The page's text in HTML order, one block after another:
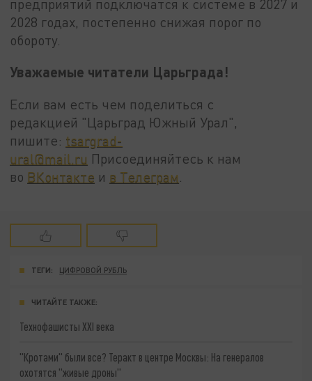
предприятий подключатся к системе в 2027 и
2028 годах, постепенно снижая порог по
обороту.
Уважаемые читатели Царьграда!
Если вам есть чем поделиться с
редакцией "Царьград Южный Урал",
пишите: tsargrad-
ural@mail.ru Присоединяйтесь к нам
во ВКонтакте и в Телеграм
ТЕГИ: ЦИФРОВОЙ РУБЛЬ
ЧИТАЙТЕ ТАКЖЕ:
Технофашисты XXI века
"Кротами" были все? Теракт в центре Москвы: На генералов
охотятся "живые дроны"